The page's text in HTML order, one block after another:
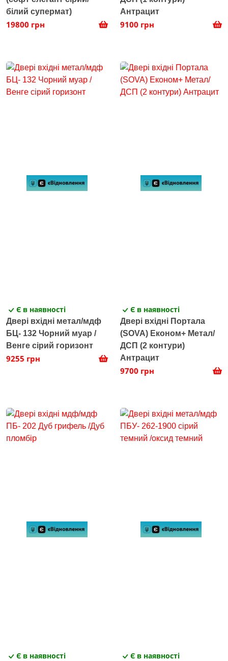
білий супермат)
19800 грн
Антрацит
9100 грн
Є в наявності
Двері вхідні метал/мдф
БЦ- 132 Чорний муар /
Венге сірий горизонт
9255 грн
Є в наявності
Двері вхідні Портала
(SOVA) Економ+ Метал/
ДСП (2 контури)
Антрацит
9700 грн
Є в наявності Є в наявності